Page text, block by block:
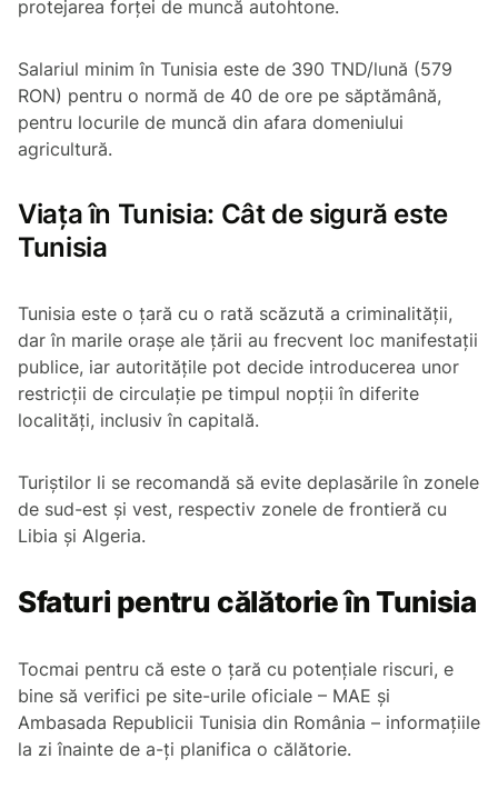
protejarea forței de muncă autohtone.
Salariul minim în Tunisia este de 390 TND/lună (579
RON) pentru o normă de 40 de ore pe săptămână,
pentru locurile de muncă din afara domeniului
agricultură.
Viața în Tunisia: Cât de sigură este
Tunisia
Tunisia este o țară cu o rată scăzută a criminalității,
dar în marile orașe ale țării au frecvent loc manifestații
publice, iar autoritățile pot decide introducerea unor
restricţii de circulaţie pe timpul nopţii în diferite
localităţi, inclusiv în capitală.
Turiștilor li se recomandă să evite deplasările în zonele
de sud-est şi vest, respectiv zonele de frontieră cu
Libia și Algeria.
Sfaturi pentru călătorie în Tunisia
Tocmai pentru că este o țară cu potențiale riscuri, e
bine să verifici pe site-urile oficiale – MAE și
Ambasada Republicii Tunisia din România – informațiile
la zi înainte de a-ți planifica o călătorie.